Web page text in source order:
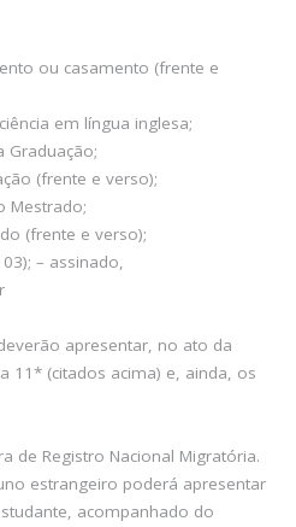
ou casamento (frente e
em língua inglesa;
Graduação;
(frente e verso);
Mestrado;
(frente e verso);
– assinado,
apresentar, no ato da
11* (citados acima) e, ainda, os
de Registro Nacional Migratória.
estrangeiro poderá apresentar
acompanhado do